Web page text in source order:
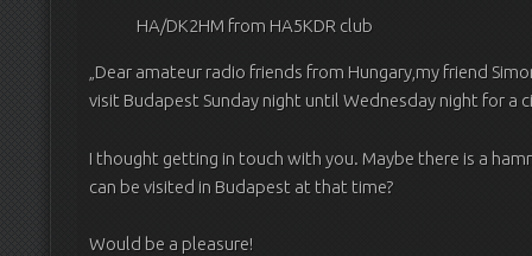
HA/DK2HM from HA5KDR club
„Dear amateur radio friends from Hungary,my friend
visit Budapest Sunday night until Wednesday night for a
I thought getting in touch with you. Maybe there is a
can be visited in Budapest at that time?
Would be a pleasure!